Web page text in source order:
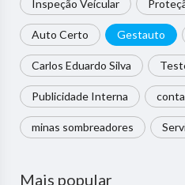
Inspeção Veícular
Auto Certo Gestauto
Carlos Eduardo Silva
Publicidade Interna
minas sombreadores
Mais popular